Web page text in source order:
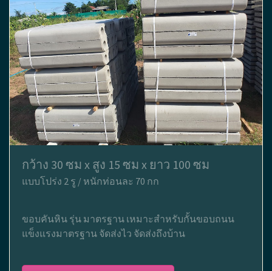
กว้าง 30 ซม x สูง 15 ซม x ยาว 100 ซม
แบบโปร่ง 2 รู / หนักท่อนละ 70 กก
ขอบคันหิน รุ่น มาตรฐาน เหมาะสำหรับกั้นขอบถนน
แข็งแรงมาตรฐาน จัดส่งไว จัดส่งถึงบ้าน